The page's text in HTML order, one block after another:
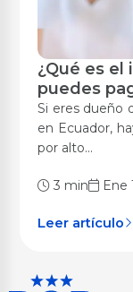
Digitalización
¿Qué es
puedes
Si eres dueño
en Ecuador,
por alto...
3 min Ene
Leer artículo